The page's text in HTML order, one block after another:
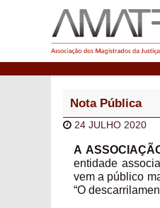
Nota Pública
24 JULHO 2020
A
entidade
vem a público
“O